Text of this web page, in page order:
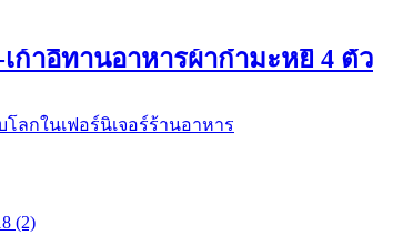
เก้าอี้ทานอาหารผ้ากำมะหยี่ 4 ตัว